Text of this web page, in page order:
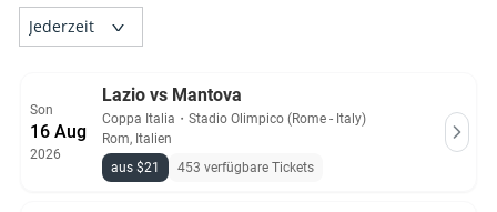
Son
16 Aug
2026
Lazio vs Mantova
Coppa Italia ・ Stadio Olimpico (Rome - Italy)
Rom, Italien
aus $21
453 verfügbare Tickets